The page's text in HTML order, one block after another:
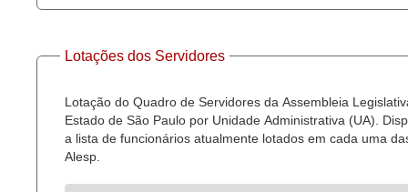
Lotações dos Servidores
Lotação do Quadro de Servidores da Assembleia
Estado de São Paulo por Unidade Administrativa (UA).
a lista de funcionários atualmente lotados em cada uma
Alesp.